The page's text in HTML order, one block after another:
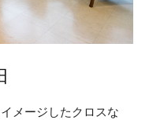
メージしたクロスな